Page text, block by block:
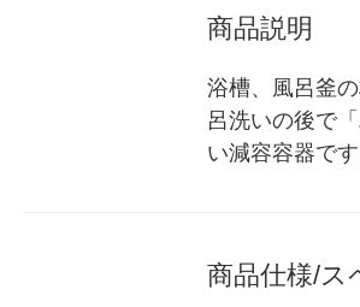
商品説明
浴槽、風呂釜
呂洗いの後で
い減容容器です
商品仕様/ス